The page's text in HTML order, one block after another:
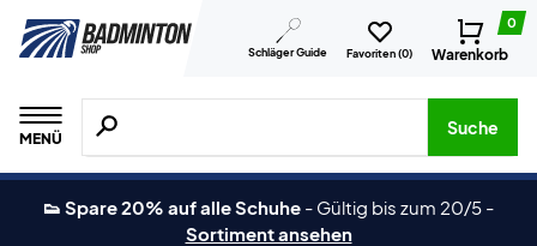
Schläger Guide Favoriten (0)
0
Warenkorb
MENÜ
Suche nach Produkten, Marken usw.
Suche
👟 Spare 20% auf alle Schuhe - Gültig bis zum 20/5 -
Sortiment ansehen